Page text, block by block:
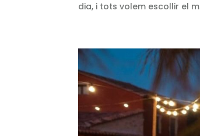
dia, i tots volem escollir el